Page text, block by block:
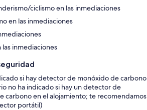
ciclismo en las inmediaciones
en las inmediaciones
inmediaciones
si hay detector de monóxido de carbono
no ha indicado si hay un detector de
carbono en el alojamiento; te recomendamos
portátil)